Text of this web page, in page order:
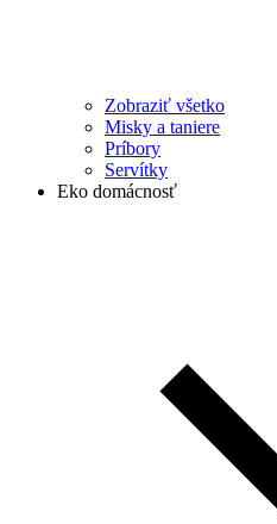
Zobraziť všetko
Misky a taniere
Príbory
Servítky
Eko domácnosť